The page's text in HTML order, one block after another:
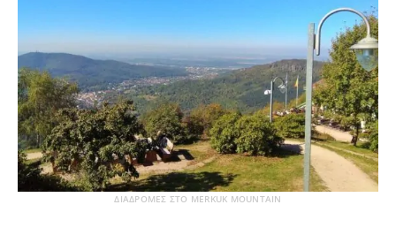
ΔΙΑΔΡΟΜΕΣ ΣΤΟ MERKUK MOUNTAIN